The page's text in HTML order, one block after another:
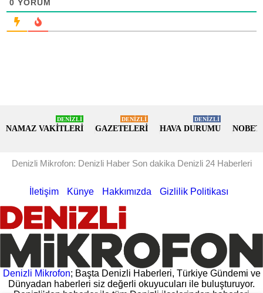
0 YORUM
NAMAZ VAKİTLERİ
DENİZLİ
GAZETELERİ
DENİZLİ
HAVA DURUMU
DENİZLİ
Denizli Mikrofon: Denizli Haber Son dakika Denizli 24 Haberleri
İletişim Künye Hakkımızda Gizlilik Politikası
Denizli Mikrofon; Başta Denizli Haberleri, Türkiye Gündemi ve
Dünyadan haberleri siz değerli okuyucuları ile buluşturuyor.